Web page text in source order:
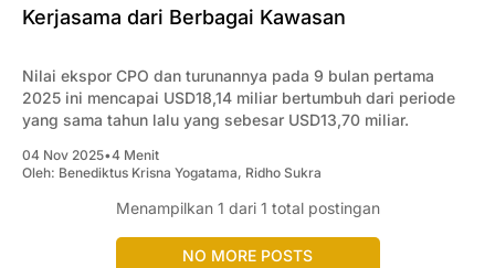
Kerjasama dari Berbagai Kawasan
Nilai ekspor CPO dan turunannya pada 9 bulan pertama
2025 ini mencapai USD18,14 miliar bertumbuh dari periode
yang sama tahun lalu yang sebesar USD13,70 miliar.
04 Nov 2025•4 Menit
Oleh: Benediktus Krisna Yogatama, Ridho Sukra
Menampilkan 1 dari 1 total postingan
NO MORE POSTS